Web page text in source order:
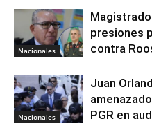
Nacionales
presiones
contra
Nacionales
Juan
PGR en